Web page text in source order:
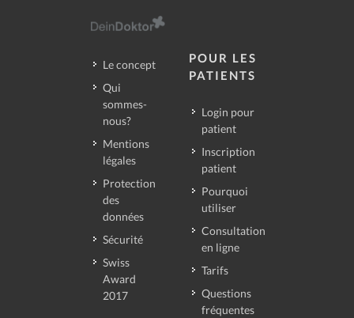
Le concept
Qui
sommes-
nous?
Mentions
légales
Protection
des
données
Sécurité
Swiss
Award
2017
POUR LES
PATIENTS
Login pour
patient
Inscription
patient
Pourquoi
utiliser
Consultation
en ligne
Tarifs
Questions
fréquentes